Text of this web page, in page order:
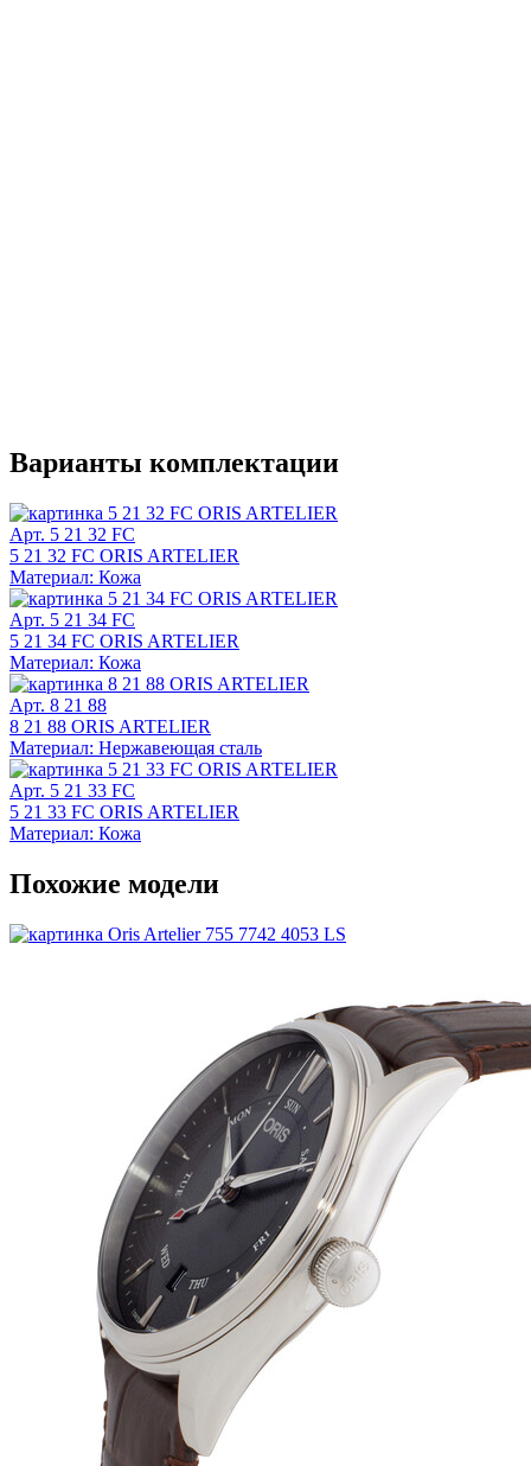
Варианты комплектации
Арт. 5 21 32 FC
5 21 32 FC ORIS ARTELIER
Материал: Кожа
Арт. 5 21 34 FC
5 21 34 FC ORIS ARTELIER
Материал: Кожа
Арт. 8 21 88
8 21 88 ORIS ARTELIER
Материал: Нержавеющая сталь
Арт. 5 21 33 FC
5 21 33 FC ORIS ARTELIER
Материал: Кожа
Похожие модели